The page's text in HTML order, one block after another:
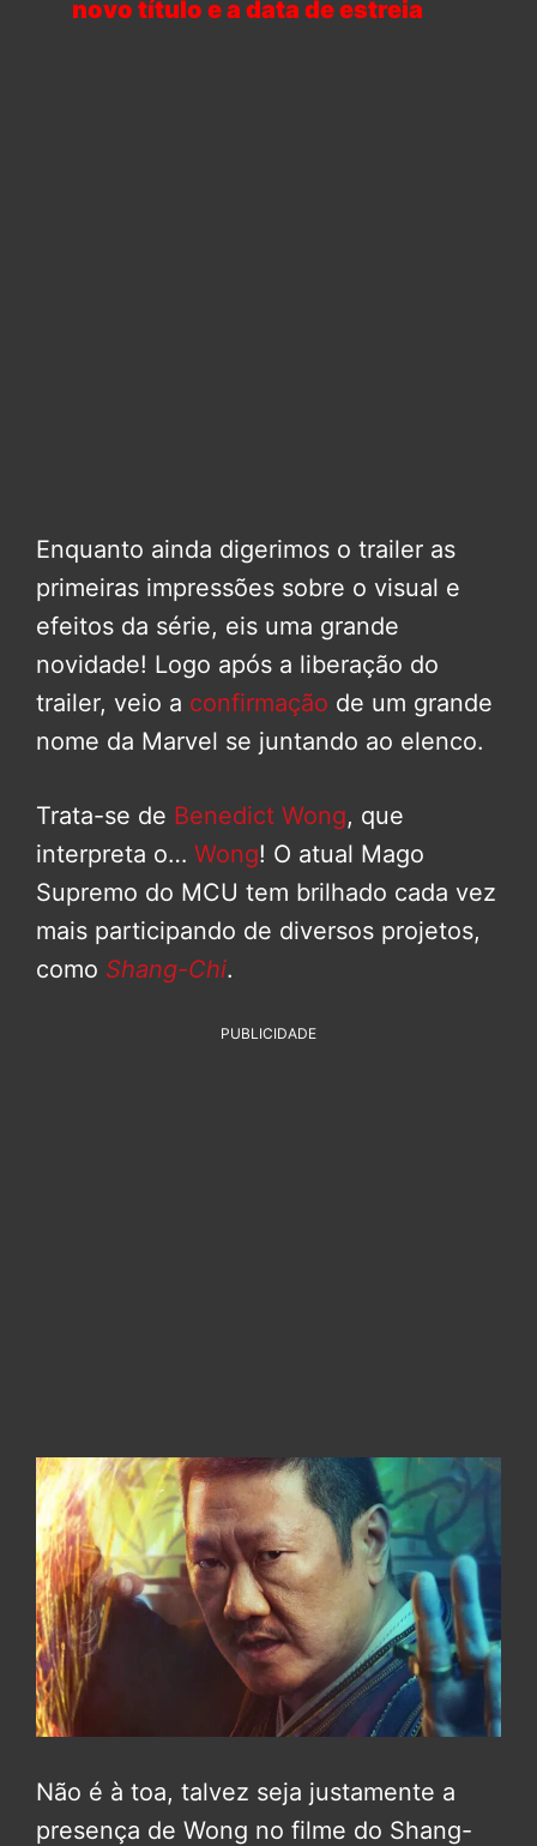
novo título e a data de estreia
Enquanto ainda digerimos o trailer as
primeiras impressões sobre o visual e
efeitos da série, eis uma grande
novidade! Logo após a liberação do
trailer, veio a confirmação de um grande
nome da Marvel se juntando ao elenco.
Trata-se de Benedict Wong, que
interpreta o… Wong! O atual Mago
Supremo do MCU tem brilhado cada vez
mais participando de diversos projetos,
como Shang-Chi.
PUBLICIDADE
Não é à toa, talvez seja justamente a
presença de Wong no filme do Shang-